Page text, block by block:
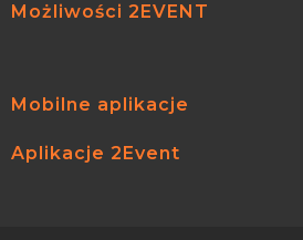
Możliwości 2EVENT
Mobilne aplikacje
Aplikacje 2Event